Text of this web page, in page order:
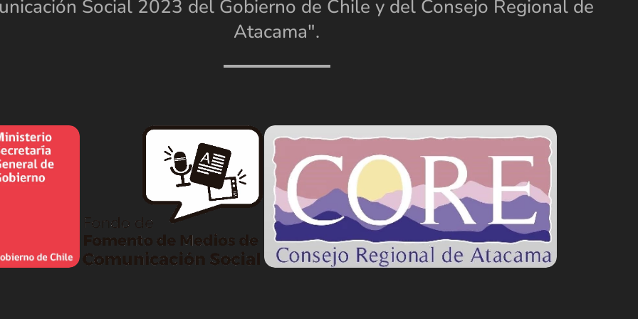
Social 2023 del Gobierno de Chile y del Consejo Regional de
Atacama".